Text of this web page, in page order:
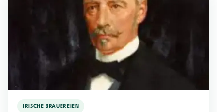
IRISCHE BRAUEREIEN